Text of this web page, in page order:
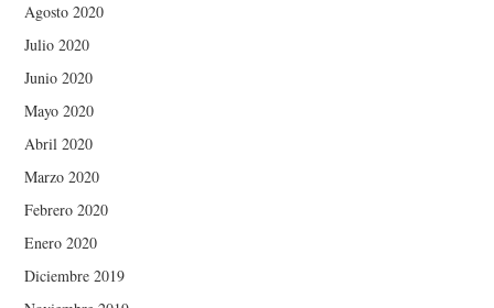
Agosto 2020
Julio 2020
Junio 2020
Mayo 2020
Abril 2020
Marzo 2020
Febrero 2020
Enero 2020
Diciembre 2019